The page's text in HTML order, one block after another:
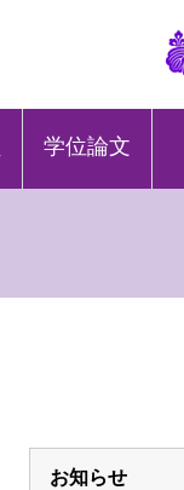
学位論文
お知らせ